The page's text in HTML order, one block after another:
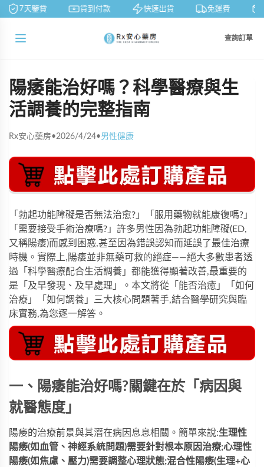
7天鑒賞 貨到付款 快速出貨 免運費
查詢訂單
陽痿能治好嗎？科學醫療與生
活調養的完整指南
Rx安心藥房•2026/4/24•男性健康
「勃起功能障礙是否無法治愈?」「服用藥物就能康復嗎?」
「需要接受手術治療嗎?」許多男性因為勃起功能障礙(ED,
又稱陽痿)而感到困惑,甚至因為錯誤認知而延誤了最佳治療
時機。實際上,陽痿並非無藥可救的絕症——絕大多數患者透
過「科學醫療配合生活調養」都能獲得顯著改善,最重要的
是「及早發現、及早處理」。本文將從「能否治癒」「如何
治療」「如何調養」三大核心問題著手,結合醫學研究與臨
床實務,為您逐一解答。
一、陽痿能治好嗎?關鍵在於「病因與
就醫態度」
陽痿的治療前景與其潛在病因息息相關。簡單來說:生理性
陽痿(如血管、神經系統問題)需要針對根本原因治療;心理性
陽痿(如焦慮、壓力)需要調整心理狀態;混合性陽痿(生理+心